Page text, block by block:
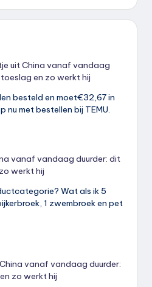
uit China vanaf vandaag
en zo werkt hij
besteld en moet€32,67 in
nu met bestellen bij TEMU.
vanaf vandaag duurder: dit
werkt hij
Wat als ik 5
1 zwembroek en pet
vanaf vandaag duurder:
zo werkt hij